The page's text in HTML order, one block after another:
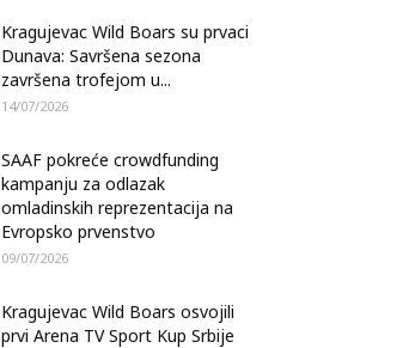
Kragujevac Wild Boars su prvaci
Dunava: Savršena sezona
završena trofejom u...
14/07/2026
SAAF pokreće crowdfunding
kampanju za odlazak
omladinskih reprezentacija na
Evropsko prvenstvo
09/07/2026
Kragujevac Wild Boars osvojili
prvi Arena TV Sport Kup Srbije